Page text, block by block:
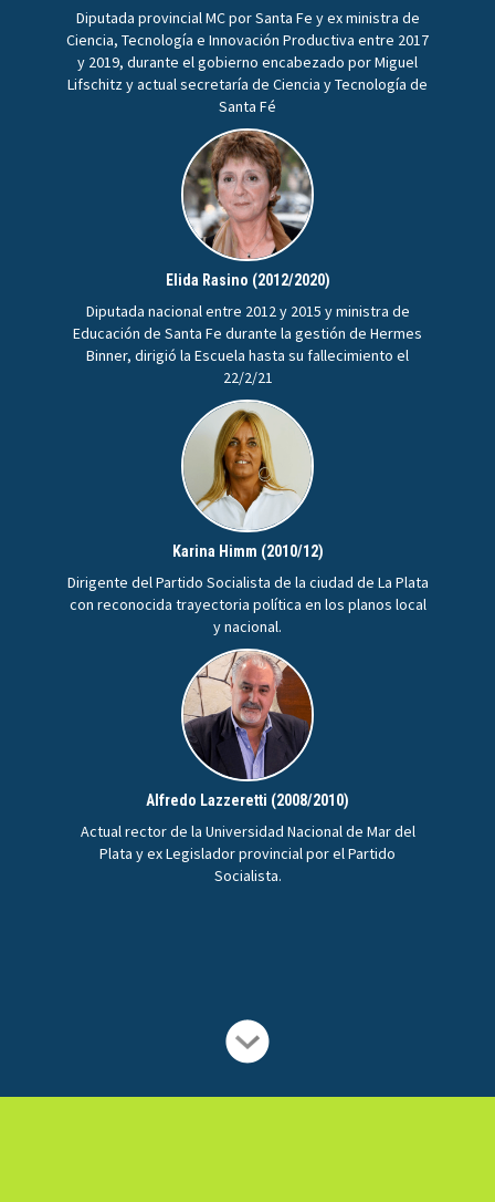
Diputada provincial MC por Santa Fe y ex ministra de
Ciencia, Tecnología e Innovación Productiva entre 2017
y 2019, durante el gobierno encabezado por Miguel
Lifschitz y actual secretaría de Ciencia y Tecnología de
Santa Fé
Elida Rasino (2012/2020)
Diputada nacional entre 2012 y 2015 y ministra de
Educación de Santa Fe durante la gestión de Hermes
Binner, dirigió la Escuela hasta su fallecimiento el
22/2/21
Karina Himm (2010/12)
Dirigente del Partido Socialista de la ciudad de La Plata
con reconocida trayectoria política en los planos local
y nacional.
Alfredo Lazzeretti (2008/2010)
Actual rector de la Universidad Nacional de Mar del
Plata y ex Legislador provincial por el Partido
Socialista.